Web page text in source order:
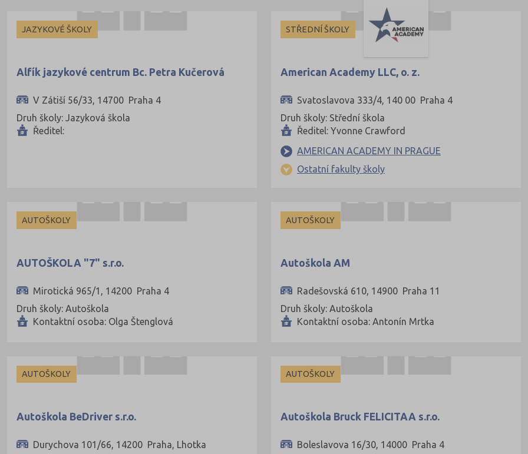
JAZYKOVÉ ŠKOLY
Alfík jazykové centrum Bc. Petra Kučerová
V Zátiší 56/33, 14700 Praha 4
Druh školy: Jazyková škola
Ředitel:
STŘEDNÍ ŠKOLY
American Academy LLC, o. z.
Svatoslavova 333/4, 140 00 Praha 4
Druh školy: Střední škola
Ředitel: Yvonne Crawford
AMERICAN ACADEMY IN PRAGUE
Ostatní fakulty školy
AUTOŠKOLY
AUTOŠKOLA "7" s.r.o.
Mirotická 965/1, 14200 Praha 4
Druh školy: Autoškola
Kontaktní osoba: Olga Štenglová
AUTOŠKOLY
Autoškola AM
Radešovská 610, 14900 Praha 11
Druh školy: Autoškola
Kontaktní osoba: Antonín Mrtka
AUTOŠKOLY
Autoškola BeDriver s.r.o.
Durychova 101/66, 14200 Praha, Lhotka
AUTOŠKOLY
Autoškola Bruck FELICITAA s.r.o.
Boleslavova 16/30, 14000 Praha 4